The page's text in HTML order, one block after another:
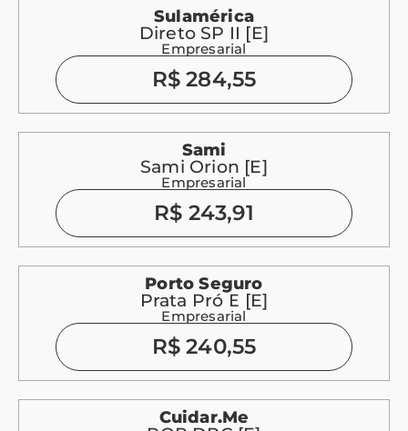
Sulamérica
Direto SP II [E]
Empresarial
R$ 284,55
Sami
Sami Orion [E]
Empresarial
R$ 243,91
Porto Seguro
Prata Pró E [E]
Empresarial
R$ 240,55
Cuidar.me